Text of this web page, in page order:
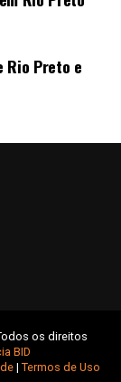
Rio Preto e
os direitos
BID
| Termos de Uso